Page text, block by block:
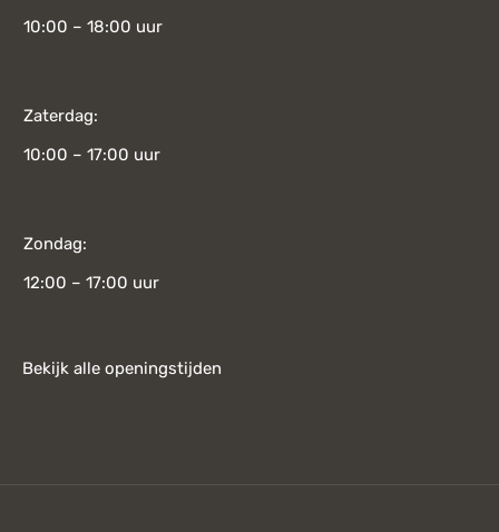
10:00 – 18:00 uur
Zaterdag:
10:00 – 17:00 uur
Zondag:
12:00 – 17:00 uur
Bekijk alle openingstijden